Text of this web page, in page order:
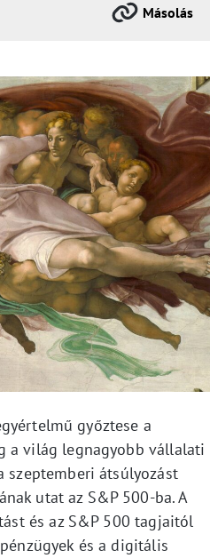
Másolás
győztese a
a világ legnagyobb vállalati
szeptemberi átsúlyozást
utat az S&P 500-ba. A
és az S&P 500 tagjaitól
és a digitális